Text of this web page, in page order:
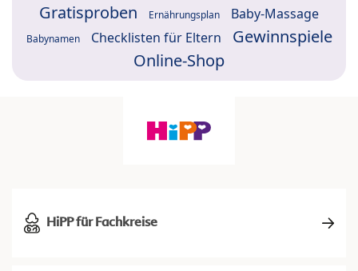
Gratisproben Ernährungsplan Baby-Massage
Babynamen Checklisten für Eltern
Gewinnspiele
Online-Shop
HiPP für Fachkreise